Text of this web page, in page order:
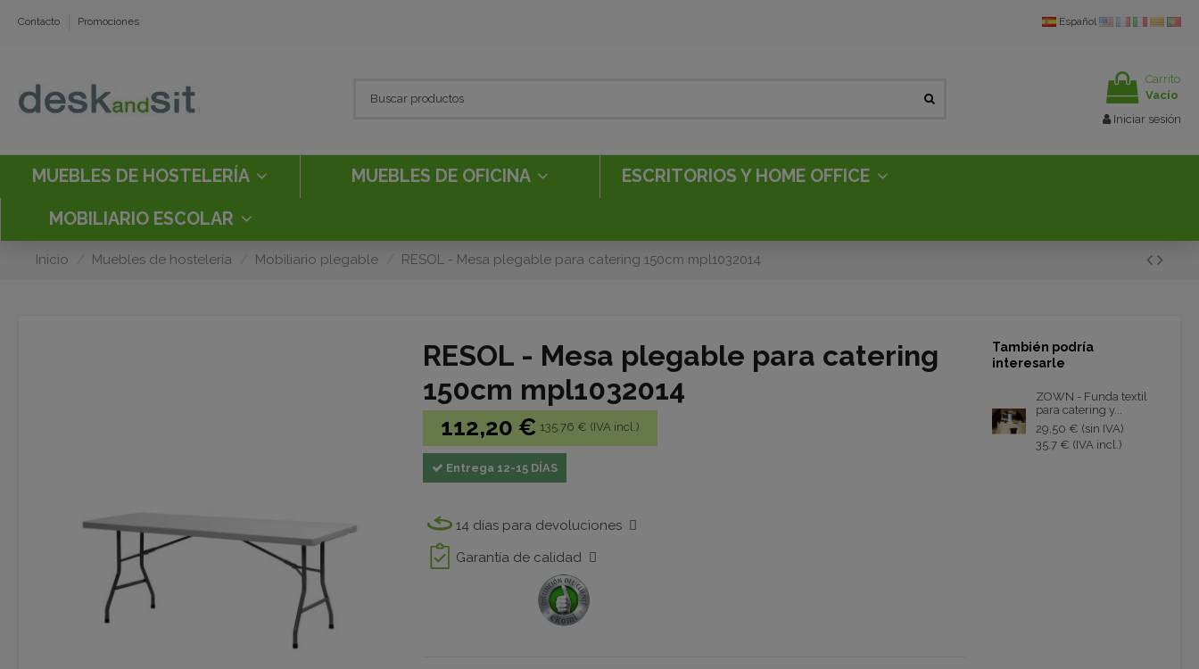
Contacto Promociones Español
Carrito
Vacío
Iniciar sesión
MUEBLES DE HOSTELERÍA MUEBLES DE OFICINA ESCRITORIOS Y HOME OFFICE
MOBILIARIO ESCOLAR
Inicio Muebles de hostelería Mobiliario plegable RESOL - Mesa plegable para catering 150cm mpl1032014
RESOL - Mesa plegable para catering
150cm mpl1032014
112,20 € 135.76 € (IVA incl.)
Entrega 12-15 DÍAS
14 días para devoluciones
Garantía de calidad
También podría
interesarle
ZOWN - Funda textil
para catering y...
29,50 € (sin IVA)
35.7 € (IVA incl.)